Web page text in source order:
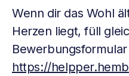
Wenn dir das Wohl
Herzen liegt, füll
Bewerbungsformular
https://